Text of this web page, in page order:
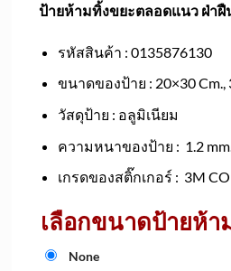
ป้ายห้ามทิ้งขยะตลอดแนว ฝ่าฝื
รหัสสินค้า : 0135876130
ขนาดของป้าย : 20×30 Cm.,
วัสดุป้าย : อลูมิเนียม
ความหนาของป้าย : 1.2
เกรดของสติ๊กเกอร์ : 3M
เลือกขนาดป้ายห้
None